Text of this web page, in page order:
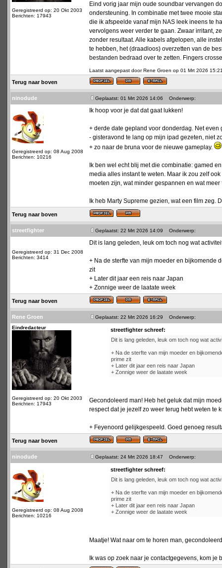
Geregistreerd op: 20 Okt 2003
Berichten: 17943
Eind vorig jaar mijn oude soundbar vervangen
ondersteuning. In combinatie met twee mooie
die ik afspeelde vanaf mijn NAS leek ineens te
vervolgens weer verder te gaan. Zwaar irritant,
zonder resultaat. Alle kabels afgelopen, alle
te hebben, het (draadloos) overzetten van de
bestanden bedraad over te zetten. Fingers
Laatst aangepast door Rene Groen op 01 Mrt 2026
Terug naar boven
ninodude Geplaatst: 01 Mrt 2026 14:06 Onderwerp:
Geregistreerd op: 08 Aug 2008
Berichten: 10216
Ik hoop voor je dat dat gaat lukken!
+ derde date gepland voor donderdag. Net
- gisteravond te lang op mijn ipad gezeten, niet
+ zo naar de bruna voor de nieuwe gameplay.
Ik ben wel echt blij met die combinatie: gamed
media alles instant te weten. Maar ik zou zelf
moeten zijn, wat minder gespannen en wat
Ik heb Marty Supreme gezien, wat een film zeg.
Terug naar boven
streetfighter Geplaatst: 22 Mrt 2026 14:09 Onderwerp:
Geregistreerd op: 31 Dec 2008
Berichten: 3414
Dit is lang geleden, leuk om toch nog wat
+ Na de sterfte van mijn moeder en bijkomende
zit
+ Later dit jaar een reis naar Japan
+ Zonnige weer de laatate week
Terug naar boven
Rene Groen Geplaatst: 22 Mrt 2026 16:29
Onderwerp:
Eindredacteur
Geregistreerd op: 20 Okt 2003
Berichten: 17943
streetfighter schreef:
Dit is lang geleden, leuk om toch nog wat
+ Na de sterfte van mijn moeder en
prime zit
+ Later dit jaar een reis naar Japan
+ Zonnige weer de laatate week
Gecondoleerd man! Heb het geluk dat mijn
respect dat je jezelf zo weer terug hebt weten te
+ Feyenoord gelijkgespeeld. Goed genoeg
Terug naar boven
ninodude Geplaatst: 24 Mrt 2026 18:47 Onderwerp:
Geregistreerd op: 08 Aug 2008
Berichten: 10216
streetfighter schreef:
Dit is lang geleden, leuk om toch nog wat
+ Na de sterfte van mijn moeder en
prime zit
+ Later dit jaar een reis naar Japan
+ Zonnige weer de laatate week
Maatje! Wat naar om te horen man,
Ik was op zoek naar je contactgegevens, kom